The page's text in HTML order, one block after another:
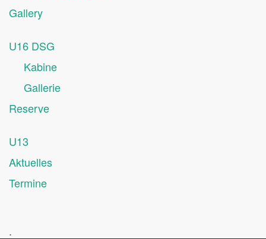
Gallery
U16 DSG
Kabine
Gallerie
Reserve
U13
Aktuelles
Termine
.